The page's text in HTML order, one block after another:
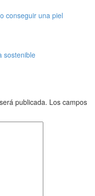
conseguir una piel
sostenible
publicada. Los campos